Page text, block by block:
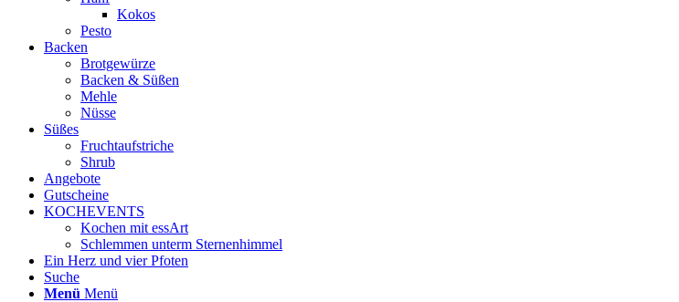
Kokos
Pesto
Backen
Brotgewürze
Backen & Süßen
Mehle
Nüsse
Süßes
Fruchtaufstriche
Shrub
Angebote
Gutscheine
KOCHEVENTS
Kochen mit essArt
Schlemmen unterm Sternenhimmel
Ein Herz und vier Pfoten
Suche
Menü Menü